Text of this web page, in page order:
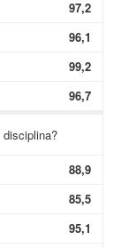
97,2
96,1
99,2
96,7
88,9
85,5
95,1